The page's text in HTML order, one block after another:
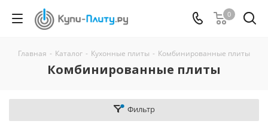
0
Главная - Каталог - Кухонные плиты - Комбинированные плиты
Комбинированные плиты
Фильтр